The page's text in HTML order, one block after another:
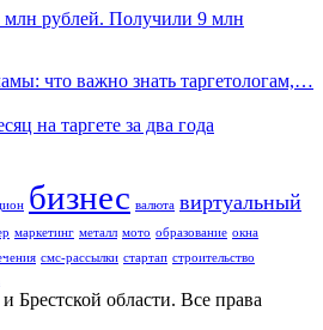
млн рублей. Получили 9 млн
что важно знать таргетологам,…
на таргете за два года
бизнес валюта виртуальный
маркетинг металл мото образование окна
смс-рассылки стартап строительство
Брестской области. Все права